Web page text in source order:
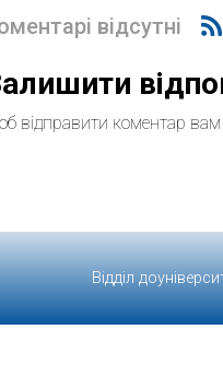
відсутні
відправити коментар вам
Відділ